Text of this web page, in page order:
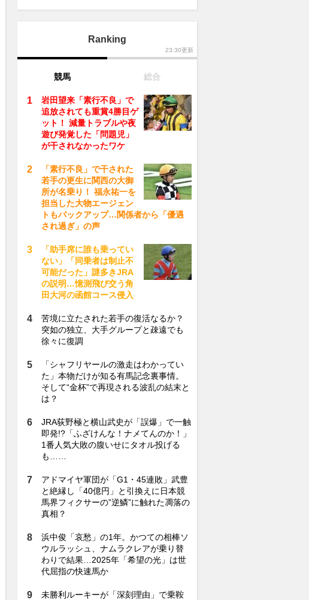
Ranking
23:30更新
競馬 総合
岩田望来「素行不良」で
追放されても重賞4勝目ゲ
ット！ 減量トラブルや夜
遊び発覚した「問題児」
が干されなかったワケ
「素行不良」で干された
若手の更生に関西の大御
所が名乗り！ 福永祐一を
担当した大物エージェン
トもバックアップ…関係者から「優遇
され過ぎ」の声
「助手席に誰も乗ってい
ない」「同乗者は制止不
可能だった」謎多きJRA
の説明…憶測飛び交う角
田大河の函館コース侵入
苦境に立たされた若手の復活なるか？
突如の独立、大手グループと疎遠でも
徐々に復調
「シャフリヤールの激走はわかってい
た」本物だけが知る有馬記念裏事情。
そして“金杯”で再現される波乱の結末と
は？
JRA荻野極と横山武史が「誤爆」で一触
即発!?「ふざけんな！ナメてんのか！」
1番人気大敗の腹いせにタオル投げる
も……
アドマイヤ軍団が「G1・45連敗」武豊
と絶縁し「40億円」と引換えに日本競
馬界フィクサーの”逆鱗”に触れた凋落の
真相？
浜中俊「哀愁」の1年。かつての相棒ソ
ウルラッシュ、ナムラクレアが乗り替
わりで結果…2025年「希望の光」は世
代屈指の快速馬か
未勝利ルーキーが「深刻理由」で乗鞍